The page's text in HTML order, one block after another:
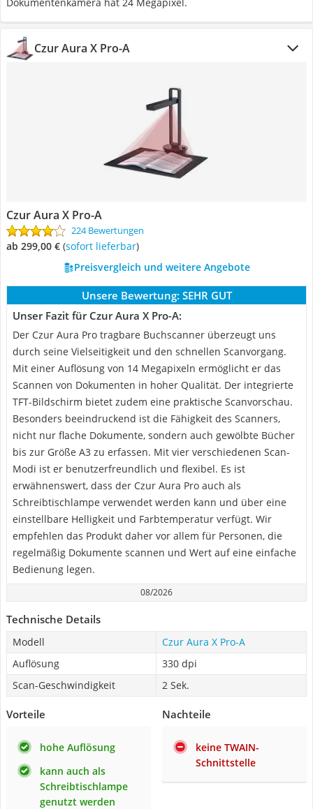
Czur Aura X Pro-A
Czur Aura X Pro-A
224 Bewertungen
ab 299,00 € ( Sofort lieferbar)
Preisvergleich und weitere Angebote
Unsere Bewertung: SEHR GUT
Unser Fazit für Czur Aura X Pro-A:
Der Czur Aura Pro tragbare Buchscanner überzeugt uns
durch seine Vielseitigkeit und den schnellen Scanvorgang.
Mit einer Auflösung von 14 Megapixeln ermöglicht er das
Scannen von Dokumenten in hoher Qualität. Der integrierte
TFT-Bildschirm bietet zudem eine praktische Scanvorschau.
Besonders beeindruckend ist die Fähigkeit des Scanners,
nicht nur flache Dokumente, sondern auch gewölbte Bücher
bis zur Größe A3 zu erfassen. Mit vier verschiedenen Scan-
Modi ist er benutzerfreundlich und flexibel. Es ist
erwähnenswert, dass der Czur Aura Pro auch als
Schreibtischlampe verwendet werden kann und über eine
einstellbare Helligkeit und Farbtemperatur verfügt. Wir
empfehlen das Produkt daher vor allem für Personen, die
regelmäßig Dokumente scannen und Wert auf eine einfache
Bedienung legen.
08/2026
Technische Details
Modell
Czur Aura X Pro-A
Auflösung
330 dpi
Scan-Geschwindigkeit
2 Sek.
Vorteile
hohe Auflösung
kann auch als
Schreibtischlampe
genutzt werden
Nachteile
keine TWAIN-
Schnittstelle